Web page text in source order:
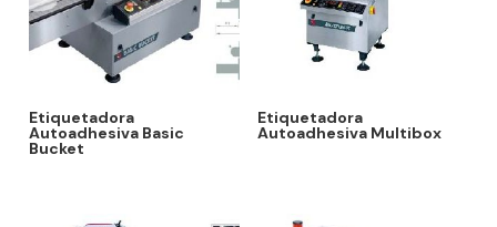
Etiquetadora
Autoadhesiva Basic
Bucket
Etiquetadora
Autoadhesiva Multibox